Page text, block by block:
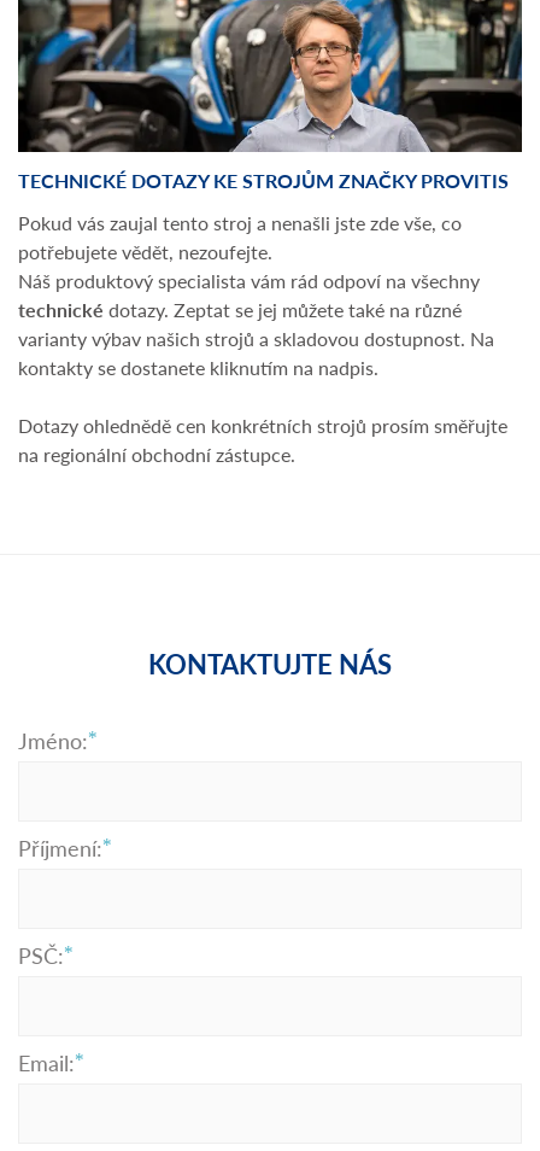
TECHNICKÉ DOTAZY KE STROJŮM ZNAČKY PROVITIS
Pokud vás zaujal tento stroj a nenašli jste zde vše, co
potřebujete vědět, nezoufejte.
Náš produktový specialista vám rád odpoví na všechny
technické dotazy. Zeptat se jej můžete také na různé
varianty výbav našich strojů a skladovou dostupnost. Na
kontakty se dostanete kliknutím na nadpis.
Dotazy ohlednědě cen konkrétních strojů prosím směřujte
na regionální obchodní zástupce.
KONTAKTUJTE NÁS
Jméno:
Příjmení:
PSČ:
Email: